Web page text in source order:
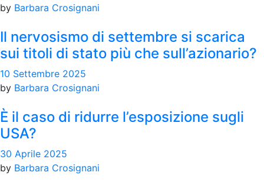
by Barbara Crosignani
Il nervosismo di settembre si scarica
sui titoli di stato più che sull’azionario?
10 Settembre 2025
by Barbara Crosignani
È il caso di ridurre l’esposizione sugli
USA?
30 Aprile 2025
by Barbara Crosignani